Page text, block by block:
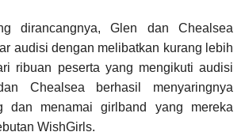
dirancangnya, Glen dan Chealsea
audisi dengan melibatkan kurang lebih
ribuan peserta yang mengikuti audisi
Chealsea berhasil menyaringnya
dan menamai girlband yang mereka
WishGirls.